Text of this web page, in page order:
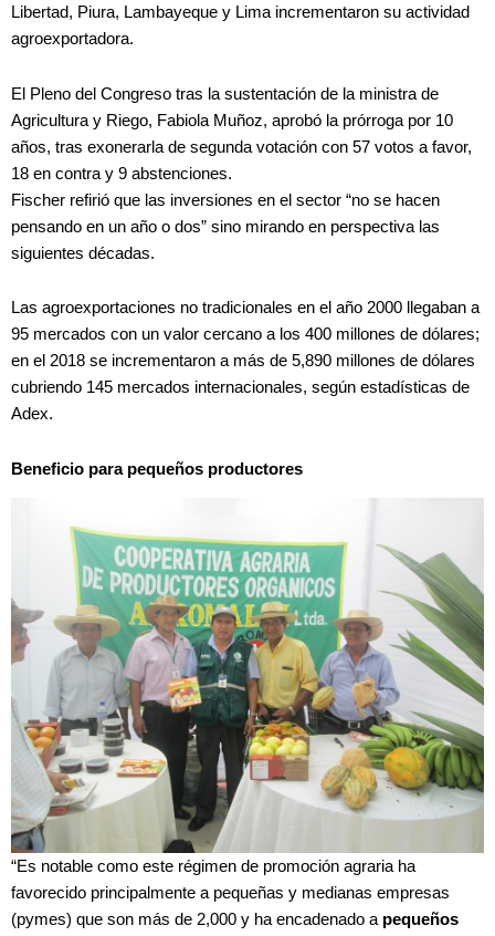
Libertad, Piura, Lambayeque y Lima incrementaron su actividad
agroexportadora.
El Pleno del Congreso tras la sustentación de la ministra de
Agricultura y Riego, Fabiola Muñoz, aprobó la prórroga por 10
años, tras exonerarla de segunda votación con 57 votos a favor,
18 en contra y 9 abstenciones.
Fischer refirió que las inversiones en el sector “no se hacen
pensando en un año o dos” sino mirando en perspectiva las
siguientes décadas.
Las agroexportaciones no tradicionales en el año 2000 llegaban a
95 mercados con un valor cercano a los 400 millones de dólares;
en el 2018 se incrementaron a más de 5,890 millones de dólares
cubriendo 145 mercados internacionales, según estadísticas de
Adex.
Beneficio para pequeños productores
“Es notable como este régimen de promoción agraria ha
favorecido principalmente a pequeñas y medianas empresas
(pymes) que son más de 2,000 y ha encadenado a pequeños